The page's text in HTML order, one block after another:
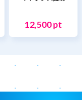
12,500 pt